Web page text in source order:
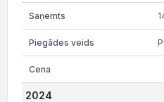
2024